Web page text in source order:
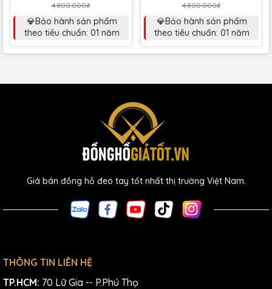
4.800.000₫
💎Bảo hành sản phẩm
theo tiêu chuẩn: 01 năm
4.800.000₫
💎Bảo hành sản phẩm
theo tiêu chuẩn: 01 năm
Giá bán đồng hồ đeo tay tốt nhất thị trường Việt Nam.
THÔNG TIN LIÊN HỆ
TP.HCM: 70 Lữ Gia -- P.Phú Thọ